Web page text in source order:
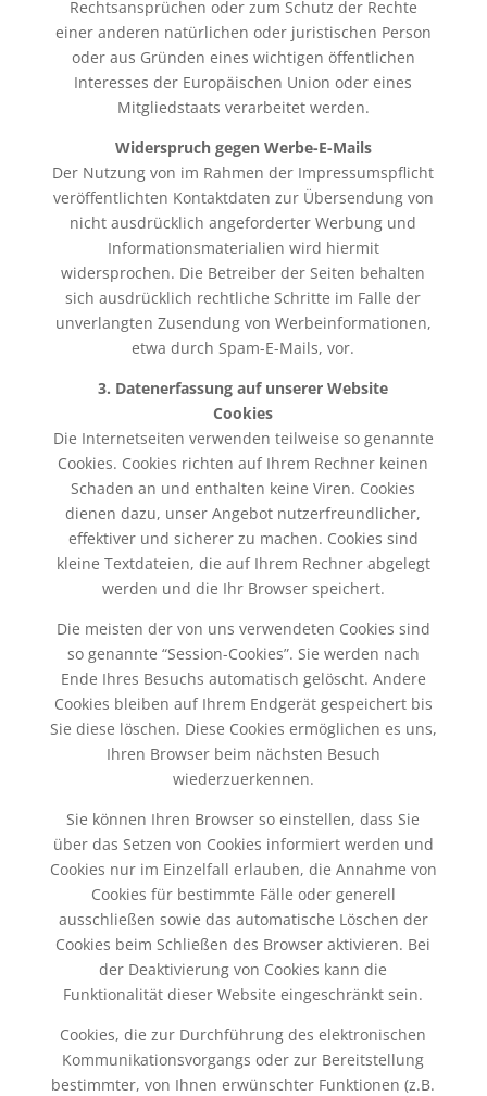
Rechtsansprüchen oder zum Schutz der Rechte
einer anderen natürlichen oder juristischen Person
oder aus Gründen eines wichtigen öffentlichen
Interesses der Europäischen Union oder eines
Mitgliedstaats verarbeitet werden.
Widerspruch gegen Werbe-E-Mails
Der Nutzung von im Rahmen der Impressumspflicht
veröffentlichten Kontaktdaten zur Übersendung von
nicht ausdrücklich angeforderter Werbung und
Informationsmaterialien wird hiermit
widersprochen. Die Betreiber der Seiten behalten
sich ausdrücklich rechtliche Schritte im Falle der
unverlangten Zusendung von Werbeinformationen,
etwa durch Spam-E-Mails, vor.
3. Datenerfassung auf unserer Website
Cookies
Die Internetseiten verwenden teilweise so genannte
Cookies. Cookies richten auf Ihrem Rechner keinen
Schaden an und enthalten keine Viren. Cookies
dienen dazu, unser Angebot nutzerfreundlicher,
effektiver und sicherer zu machen. Cookies sind
kleine Textdateien, die auf Ihrem Rechner abgelegt
werden und die Ihr Browser speichert.
Die meisten der von uns verwendeten Cookies sind
so genannte “Session-Cookies”. Sie werden nach
Ende Ihres Besuchs automatisch gelöscht. Andere
Cookies bleiben auf Ihrem Endgerät gespeichert bis
Sie diese löschen. Diese Cookies ermöglichen es uns,
Ihren Browser beim nächsten Besuch
wiederzuerkennen.
Sie können Ihren Browser so einstellen, dass Sie
über das Setzen von Cookies informiert werden und
Cookies nur im Einzelfall erlauben, die Annahme von
Cookies für bestimmte Fälle oder generell
ausschließen sowie das automatische Löschen der
Cookies beim Schließen des Browser aktivieren. Bei
der Deaktivierung von Cookies kann die
Funktionalität dieser Website eingeschränkt sein.
Cookies, die zur Durchführung des elektronischen
Kommunikationsvorgangs oder zur Bereitstellung
bestimmter, von Ihnen erwünschter Funktionen (z.B.